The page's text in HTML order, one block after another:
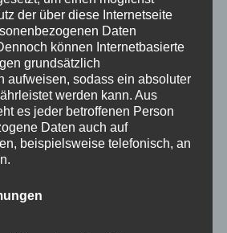
der über diese Internetseite
Daten
können Internetbasierte
grundsätzlich
aufweisen, sodass ein absoluter
werden kann. Aus
es jeder betroffenen Person
Daten auch auf
beispielsweise telefonisch, an